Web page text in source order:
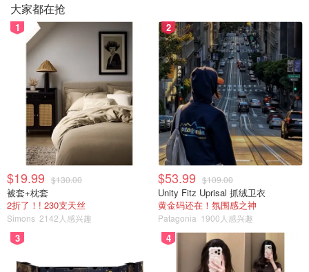
6.旋转尖角对向朝上。
大家都在抢
1
$19.99 $130.00
被套+枕套
2折了！! 230支天丝
Simons 2142人感兴趣
2
$53.99 $109.00
Unity Fitz Uprisal 抓绒卫衣
黄金码还在！氛围感之神
Patagonia 1900人感兴趣
3 4